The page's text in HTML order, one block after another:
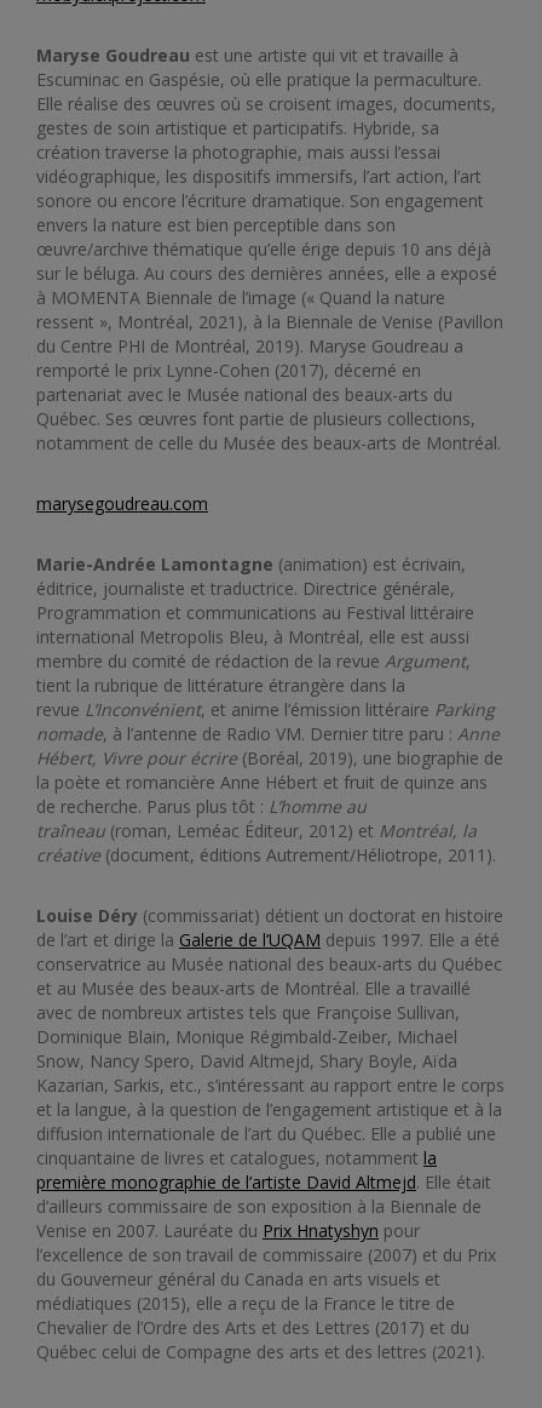
Maryse Goudreau est une artiste qui vit et travaille à
Escuminac en Gaspésie, où elle pratique la permaculture.
Elle réalise des œuvres où se croisent images, documents,
gestes de soin artistique et participatifs. Hybride, sa
création traverse la photographie, mais aussi l’essai
vidéographique, les dispositifs immersifs, l’art action, l’art
sonore ou encore l’écriture dramatique. Son engagement
envers la nature est bien perceptible dans son
œuvre/archive thématique qu’elle érige depuis 10 ans déjà
sur le béluga. Au cours des dernières années, elle a exposé
à MOMENTA Biennale de l’image (« Quand la nature
ressent », Montréal, 2021), à la Biennale de Venise (Pavillon
du Centre PHI de Montréal, 2019). Maryse Goudreau a
remporté le prix Lynne-Cohen (2017), décerné en
partenariat avec le Musée national des beaux-arts du
Québec. Ses œuvres font partie de plusieurs collections,
notamment de celle du Musée des beaux-arts de Montréal.
marysegoudreau.com
Marie-Andrée Lamontagne (animation) est écrivain,
éditrice, journaliste et traductrice. Directrice générale,
Programmation et communications au Festival littéraire
international Metropolis Bleu, à Montréal, elle est aussi
membre du comité de rédaction de la revue Argument,
tient la rubrique de littérature étrangère dans la
revue L’Inconvénient, et anime l’émission littéraire Parking
nomade, à l’antenne de Radio VM. Dernier titre paru : Anne
Hébert, Vivre pour écrire (Boréal, 2019), une biographie de
la poète et romancière Anne Hébert et fruit de quinze ans
de recherche. Parus plus tôt : L’homme au
traîneau (roman, Leméac Éditeur, 2012) et Montréal, la
créative (document, éditions Autrement/Héliotrope, 2011).
Louise Déry (commissariat) détient un doctorat en histoire
de l’art et dirige la Galerie de l’UQAM depuis 1997. Elle a été
conservatrice au Musée national des beaux-arts du Québec
et au Musée des beaux-arts de Montréal. Elle a travaillé
avec de nombreux artistes tels que Françoise Sullivan,
Dominique Blain, Monique Régimbald-Zeiber, Michael
Snow, Nancy Spero, David Altmejd, Shary Boyle, Aïda
Kazarian, Sarkis, etc., s’intéressant au rapport entre le corps
et la langue, à la question de l’engagement artistique et à la
diffusion internationale de l’art du Québec. Elle a publié une
cinquantaine de livres et catalogues, notamment la
première monographie de l’artiste David Altmejd. Elle était
d’ailleurs commissaire de son exposition à la Biennale de
Venise en 2007. Lauréate du Prix Hnatyshyn pour
l’excellence de son travail de commissaire (2007) et du Prix
du Gouverneur général du Canada en arts visuels et
médiatiques (2015), elle a reçu de la France le titre de
Chevalier de l’Ordre des Arts et des Lettres (2017) et du
Québec celui de Compagne des arts et des lettres (2021).